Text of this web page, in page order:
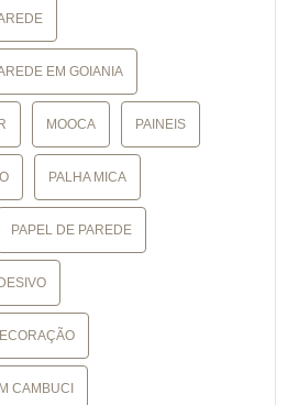
EM GOIANIA
MOOCA PAINEIS
PALHA MICA
PAPEL DE PAREDE
CAMBUCI